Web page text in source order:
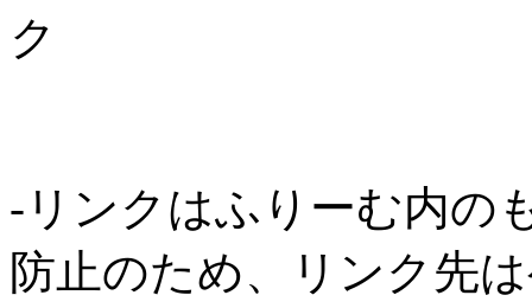
ク
-リンクはふりーむ内の
防止のため、リンク先